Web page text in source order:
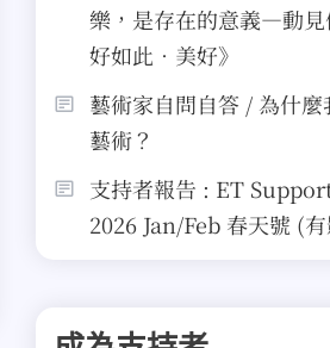
樂，是存在的意義—動見
好如此．美好》
藝術家自問自答 / 為什麼
藝術？
支持者報告 : ET
2026 Jan/Feb 春天號 (